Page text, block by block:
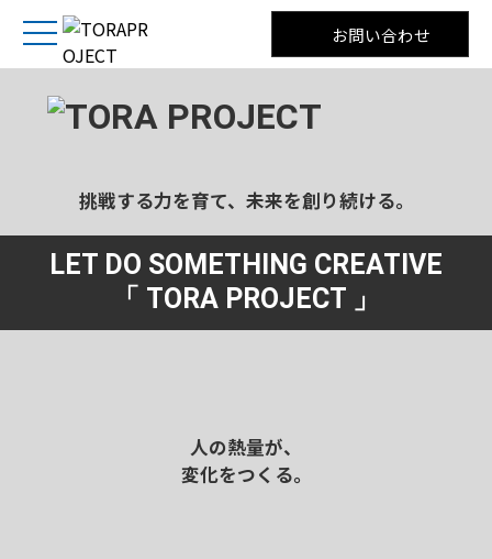
お問い合わせ
挑戦する力を育て、未来を創り続ける。
LET DO SOMETHING CREATIVE
「 TORA PROJECT 」
人の熱量が、
変化をつくる。